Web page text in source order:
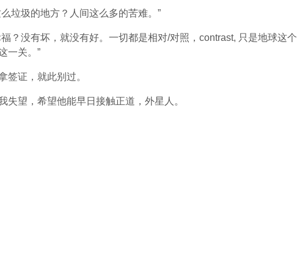
垃圾的地方？人间这么多的苦难。”
？没有坏，就没有好。一切都是相对/对照，contrast, 只是地球这
一关。”
签证，就此别过。
失望，希望他能早日接触正道，外星人。